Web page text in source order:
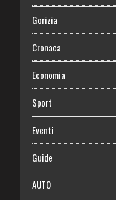
Gorizia
Cronaca
Economia
Sport
Eventi
Guide
AUTO